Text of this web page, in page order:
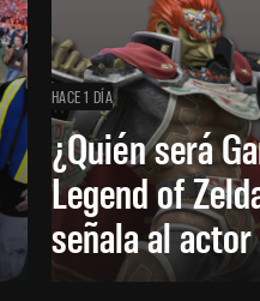
HACE 1 DÍA
¿Quién será
Legend of
señala al